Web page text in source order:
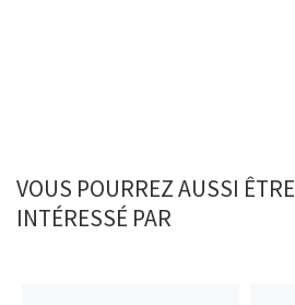
VOUS POURREZ AUSSI ÊTRE
INTÉRESSÉ PAR